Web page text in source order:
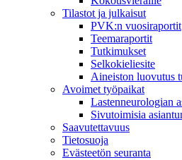
Tilastot ja julkaisut
PVK:n vuosiraportit
Teemaraportit
Tutkimukset
Selkokieliesite
Aineiston luovutus
Avoimet työpaikat
Lastenneurologian
Sivutoimisia
Saavutettavuus
Tietosuoja
Evästeetön seuranta